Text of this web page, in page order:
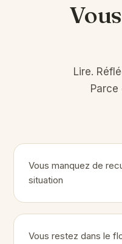
Lire.
Vous manquez de
situation
Vous restez dans le